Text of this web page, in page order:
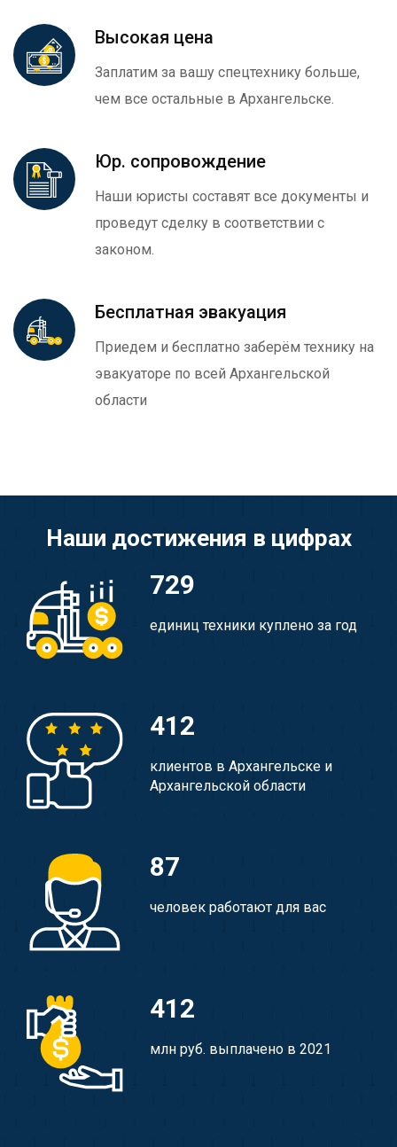
Высокая цена
Заплатим за вашу спецтехнику больше,
чем все остальные в Архангельске.
Юр. сопровождение
Наши юристы составят все документы и
проведут сделку в соответствии с
законом.
Бесплатная эвакуация
Приедем и бесплатно заберём технику на
эвакуаторе по всей Архангельской
области
Наши достижения в цифрах
729
единиц техники куплено за год
412
клиентов в Архангельске и
Архангельской области
87
человек работают для вас
412
млн руб. выплачено в 2021